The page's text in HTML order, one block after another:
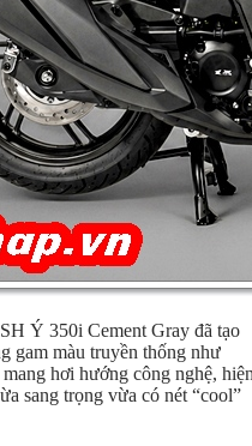
Ý 350i Cement Gray đã tạo
gam màu truyền thống như
hơi hướng công nghệ,
sang trọng vừa có nét “cool”